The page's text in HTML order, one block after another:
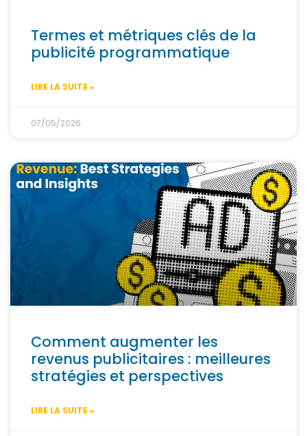
Termes et métriques clés de la
publicité programmatique
LIRE LA SUITE »
07/05/2026
Comment augmenter les
revenus publicitaires : meilleures
stratégies et perspectives
LIRE LA SUITE »